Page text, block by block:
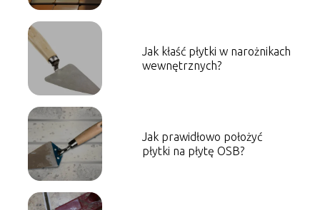
Jak kłaść płytki w narożnikach
wewnętrznych?
Jak prawidłowo położyć
płytki na płytę OSB?